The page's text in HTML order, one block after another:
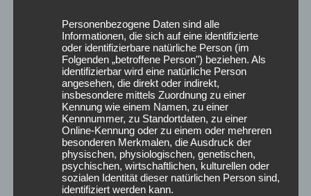
April 2023
Februar 2023
Januar 2023
Dezember 2022
August 2022
März 2022
Januar 2022
Personenbezogene Daten sind alle
Informationen, die sich auf eine identifizierte
oder identifizierbare natürliche Person (im
Folgenden „betroffene Person") beziehen. Als
identifizierbar wird eine natürliche Person
angesehen, die direkt oder indirekt,
insbesondere mittels Zuordnung zu einer
Kennung wie einem Namen, zu einer
Kennnummer, zu Standortdaten, zu einer
Online-Kennung oder zu einem oder mehreren
besonderen Merkmalen, die Ausdruck der
physischen, physiologischen, genetischen,
psychischen, wirtschaftlichen, kulturellen oder
sozialen Identität dieser natürlichen Person sind,
identifiziert werden kann.